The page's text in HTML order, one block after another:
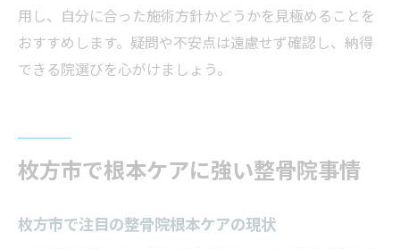
用し、自分に合った施術方針かどうかを見極めることを
おすすめします。疑問や不安点は遠慮せず確認し、納得
できる院選びを心がけましょう。
枚方市で根本ケアに強い整骨院事情
枚方市で注目の整骨院根本ケアの現状